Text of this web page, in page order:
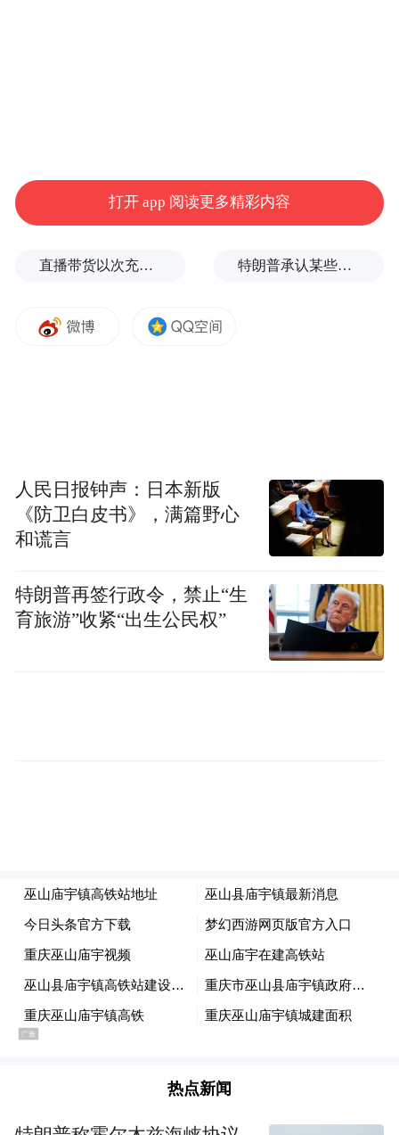
经巫山县交通局核实，该县庙宇镇暂无修建
高铁站的规划，视频画面中呈现的“庙宇镇南
为谣言信息。当地派出所已对当事人进行
Notice: The content above (including the videos,
pictures and audios if any) is uploaded and posted
by the user of Dafeng Hao, which is a social media
platform and merely provides information storage
space services.”
打开 app 阅读更多精彩内容
直播带货以次充好、拒不发货，算诈骗吗？ 特朗普承认某些弹药供应紧张
人民日报钟声：日本新版
《防卫白皮书》，满篇野心
和谎言
特朗普再签行政令，禁止“生
育旅游”收紧“出生公民权”
热点新闻